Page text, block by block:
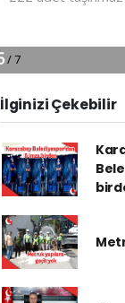
İlginizi Çekebilir